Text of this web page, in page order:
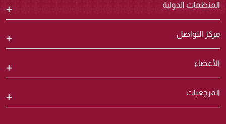
المنظمات الدولية
مركز التواصل
الأعضاء
المرجعيات